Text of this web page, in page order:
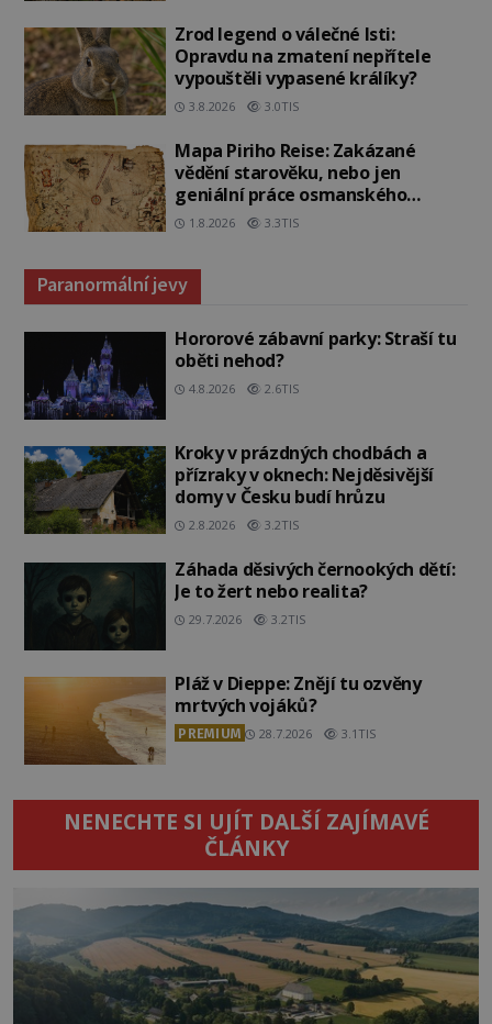
Zrod legend o válečné lsti:
Opravdu na zmatení nepřítele
vypouštěli vypasené králíky?
3.8.2026 3.0TIS
Mapa Piriho Reise: Zakázané
vědění starověku, nebo jen
geniální práce osmanského
admirála?
1.8.2026 3.3TIS
Paranormální jevy
Hororové zábavní parky: Straší tu
oběti nehod?
4.8.2026 2.6TIS
Kroky v prázdných chodbách a
přízraky v oknech: Nejděsivější
domy v Česku budí hrůzu
2.8.2026 3.2TIS
Záhada děsivých černookých dětí:
Je to žert nebo realita?
29.7.2026 3.2TIS
Pláž v Dieppe: Znějí tu ozvěny
mrtvých vojáků?
PREMIUM 28.7.2026 3.1TIS
NENECHTE SI UJÍT DALŠÍ ZAJÍMAVÉ
ČLÁNKY